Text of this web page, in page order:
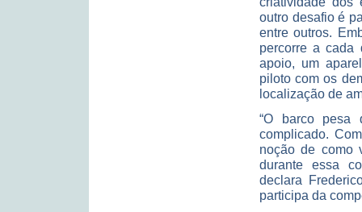
outro desafio é
entre outros.
percorre a
apoio, um
piloto com os
localização de
“O barco pesa
complicado.
noção de como
durante essa
declara
participa da